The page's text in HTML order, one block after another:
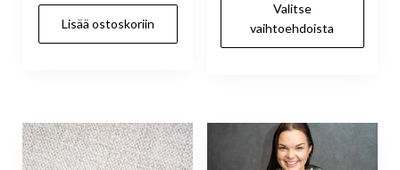
Lisää ostoskoriin
Valitse
vaihtoehdoista